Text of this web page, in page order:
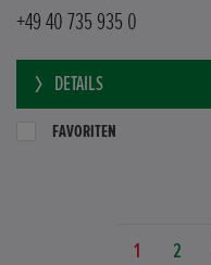
+49 40 735 935 0
DETAILS
FAVORITEN
1 2